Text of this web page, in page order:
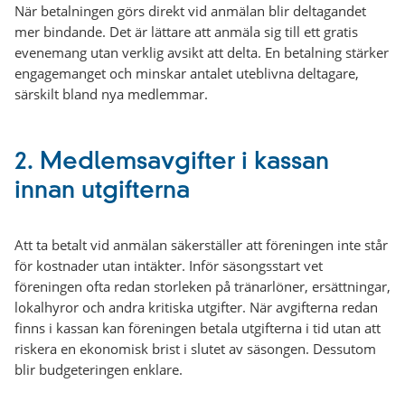
När betalningen görs direkt vid anmälan blir deltagandet
mer bindande. Det är lättare att anmäla sig till ett gratis
evenemang utan verklig avsikt att delta. En betalning stärker
engagemanget och minskar antalet uteblivna deltagare,
särskilt bland nya medlemmar.
2. Medlemsavgifter i kassan
innan utgifterna
Att ta betalt vid anmälan säkerställer att föreningen inte står
för kostnader utan intäkter. Inför säsongsstart vet
föreningen ofta redan storleken på tränarlöner, ersättningar,
lokalhyror och andra kritiska utgifter. När avgifterna redan
finns i kassan kan föreningen betala utgifterna i tid utan att
riskera en ekonomisk brist i slutet av säsongen. Dessutom
blir budgeteringen enklare.